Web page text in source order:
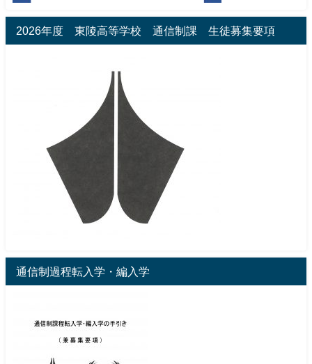
2026年度 東陵高等学校 通信制課 生徒募集要項
通信制過程転入学・編入学